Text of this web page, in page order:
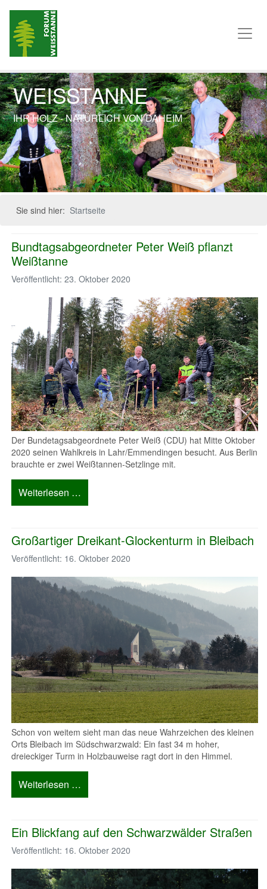
WEISSTANNE
IHR HOLZ - NATÜRLICH VON DAHEIM
Previous Next
Sie sind hier: Startseite
Bundtagsabgeordneter Peter Weiß pflanzt
Weißtanne
Veröffentlicht: 23. Oktober 2020
Der Bundetagsabgeordnete Peter Weiß (CDU) hat Mitte Oktober
2020 seinen Wahlkreis in Lahr/Emmendingen besucht. Aus Berlin
brauchte er zwei Weißtannen-Setzlinge mit.
Weiterlesen …
Großartiger Dreikant-Glockenturm in Bleibach
Veröffentlicht: 16. Oktober 2020
Schon von weitem sieht man das neue Wahrzeichen des kleinen
Orts Bleibach im Südschwarzwald: Ein fast 34 m hoher,
dreieckiger Turm in Holzbauweise ragt dort in den Himmel.
Weiterlesen …
Ein Blickfang auf den Schwarzwälder Straßen
Veröffentlicht: 16. Oktober 2020